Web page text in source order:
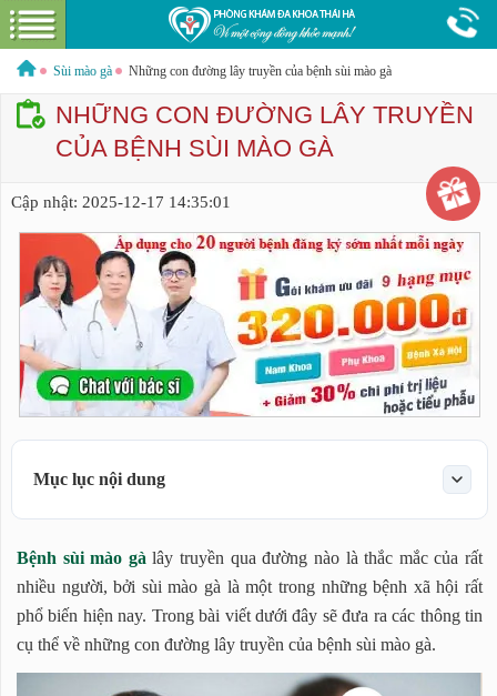
0379544317Bác sĩ tư vấn miễn phí
GIỚI THIỆU
GÓI DỊCH VỤ
HƯỚNG DẪN VÀ CHI PHÍ
ĐẶT LỊCH HẸN KHÁM
LIÊN HỆ
NAM KHOA
BỆNH XÃ HỘI
Điện
thoại
Sùi mào gà Những con đường lây truyền của bệnh sùi mào gà
NHỮNG CON ĐƯỜNG LÂY TRUYỀN
CỦA BỆNH SÙI MÀO GÀ
Cập nhật: 2025-12-17 14:35:01
Mục lục nội dung
Những con đường lây truyền của bệnh sùi mào gà
Cách phòng tránh bệnh sùi mào gà
Bệnh sùi mào gà lây truyền qua đường nào là thắc mắc của rất
nhiều người, bởi sùi mào gà là một trong những bệnh xã hội rất
phổ biến hiện nay. Trong bài viết dưới đây sẽ đưa ra các thông tin
cụ thể về những con đường lây truyền của bệnh sùi mào gà.